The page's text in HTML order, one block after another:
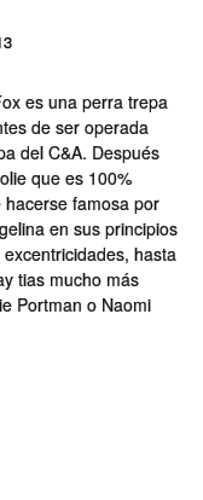
es una perra trepa
de ser operada
del C&A. Después
que es 100%
hacerse famosa por
en sus principios
hasta
tias mucho más
Portman o Naomi